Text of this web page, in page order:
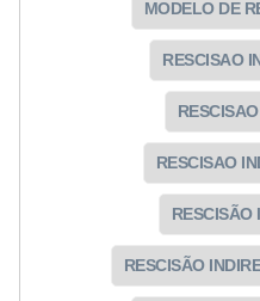
MODELO DE
RESCISAO
RESCISAO
RESCISÃO
RESCISÃO